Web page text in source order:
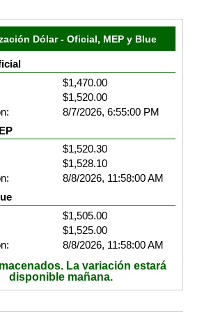
Dólar - Oficial, MEP y Blue
$1,470.00
$1,520.00
8/7/2026, 6:55:00 PM
$1,520.30
$1,528.10
8/8/2026, 11:58:00 AM
$1,505.00
$1,525.00
8/8/2026, 11:58:00 AM
La variación estará
disponible mañana.